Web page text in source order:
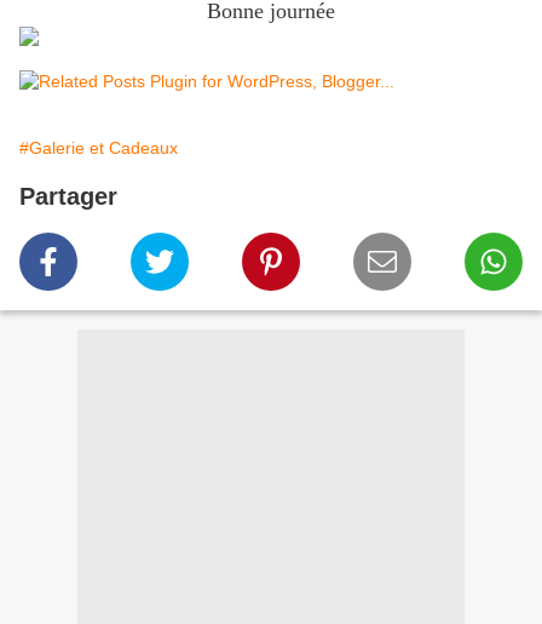
Bonne journée
#Galerie et Cadeaux
Partager